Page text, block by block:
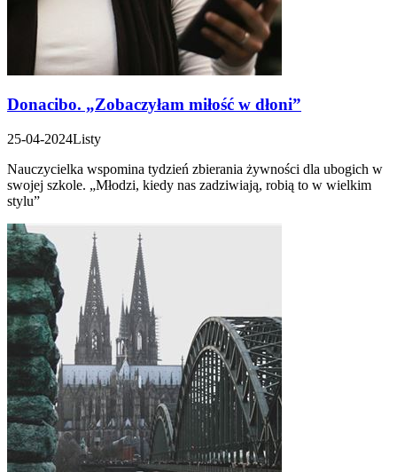
Donacibo. „Zobaczyłam miłość w dłoni”
25-04-2024Listy
Nauczycielka wspomina tydzień zbierania żywności dla ubogich w
swojej szkole. „Młodzi, kiedy nas zadziwiają, robią to w wielkim
stylu”